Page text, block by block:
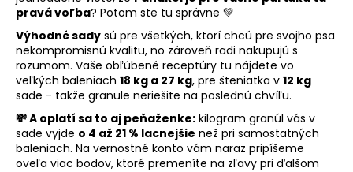
pravá voľba? Potom ste tu správne 💚
Výhodné sady sú pre všetkých, ktorí chcú pre svojho psa
nekompromisnú kvalitu, no zároveň radi nakupujú s
rozumom. Vaše obľúbené receptúry tu nájdete vo
veľkých baleniach 18 kg a 27 kg, pre šteniatka v 12 kg
sade - takže granule neriešite na poslednú chvíľu.
💸 A oplatí sa to aj peňaženke: kilogram granúl vás v
sade vyjde o 4 až 21 % lacnejšie než pri samostatných
baleniach. Na vernostné konto vám naraz pripíšeme
oveľa viac bodov, ktoré premeníte na zľavy pri ďalšom
o
p
o
t
r
e
b
u